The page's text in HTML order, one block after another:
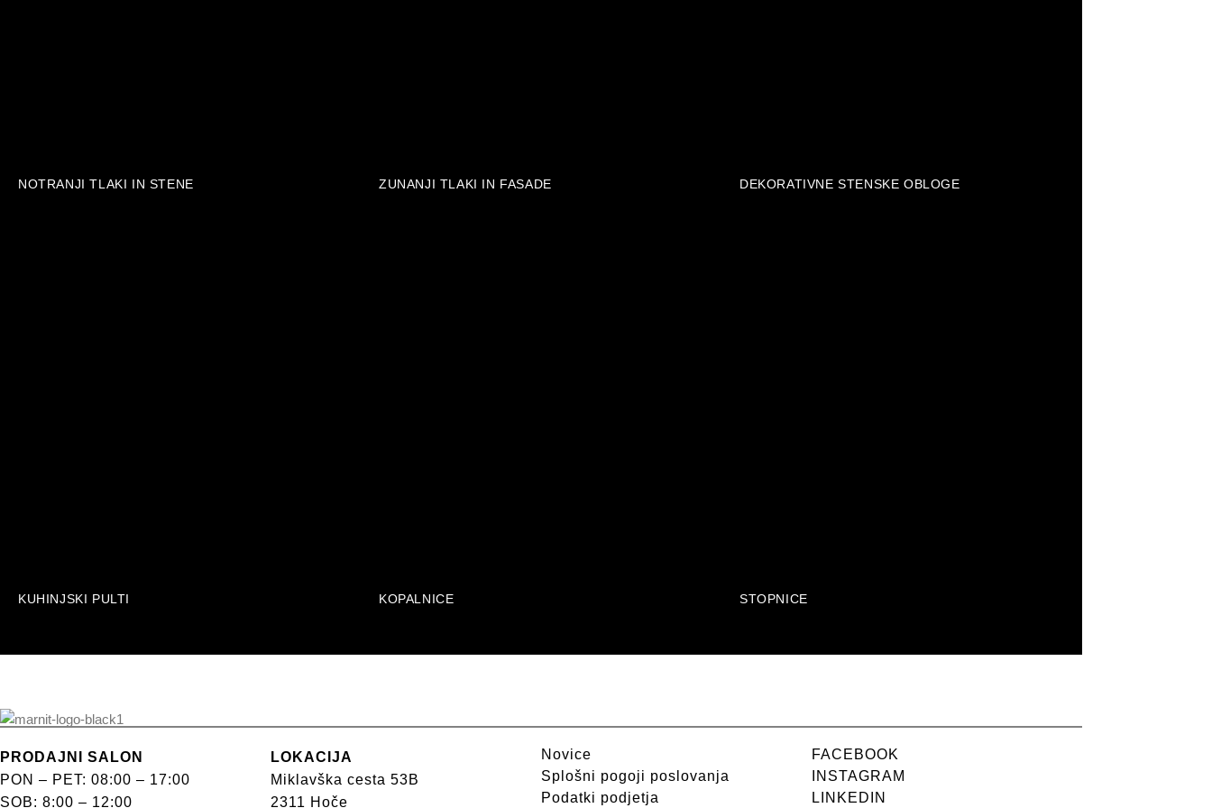
NOTRANJI TLAKI IN STENE ZUNANJI TLAKI IN FASADE DEKORATIVNE STENSKE OBLOGE
KUHINJSKI PULTI KOPALNICE STOPNICE
PRODAJNI SALON
PON – PET: 08:00 – 17:00
SOB: 8:00 – 12:00
LOKACIJA
Miklavška cesta 53B
2311 Hoče
Novice
Splošni pogoji poslovanja
Podatki podjetja
FACEBOOK
INSTAGRAM
LINKEDIN